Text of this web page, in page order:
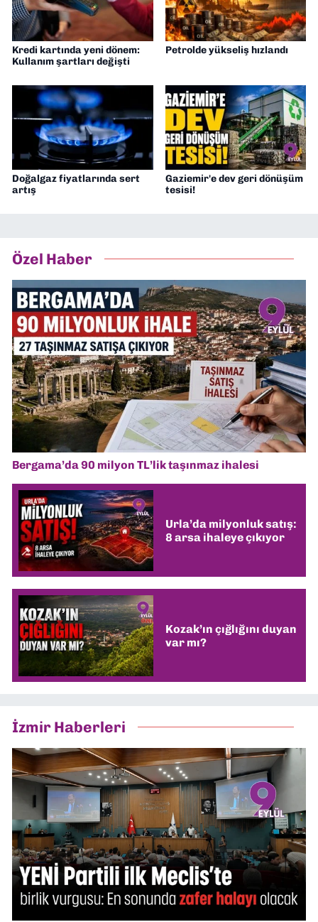
Kredi kartında yeni dönem:
Kullanım şartları değişti
Petrolde yükseliş hızlandı
Doğalgaz fiyatlarında sert
artış
Gaziemir'e dev geri dönüşüm
tesisi!
Özel Haber
Bergama’da 90 milyon TL’lik taşınmaz ihalesi
Urla’da milyonluk satış:
8 arsa ihaleye çıkıyor
Kozak’ın çığlığını duyan
var mı?
İzmir Haberleri